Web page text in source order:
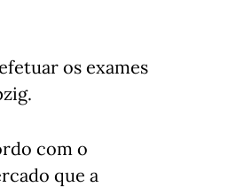
os exames
com o
que a